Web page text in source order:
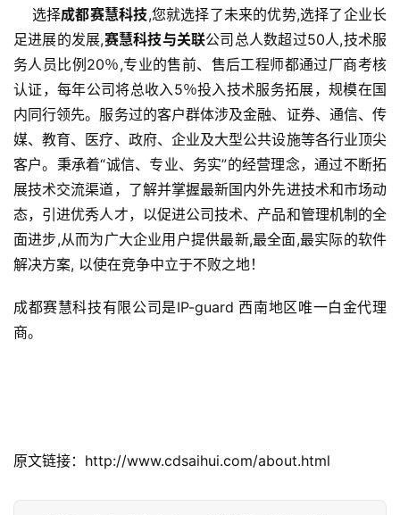
选择成都赛慧科技,您就选择了未来的优势,选择了企业长
足进展的发展,赛慧科技与关联公司总人数超过50人,技术服
务人员比例20％,专业的售前、售后工程师都通过厂商考核
认证，每年公司将总收入5％投入技术服务拓展，规模在国
内同行领先。服务过的客户群体涉及金融、证券、通信、传
媒、教育、医疗、政府、企业及大型公共设施等各行业顶尖
客户。秉承着“诚信、专业、务实”的经营理念，通过不断拓
展技术交流渠道，了解并掌握最新国内外先进技术和市场动
态，引进优秀人才，以促进公司技术、产品和管理机制的全
面进步,从而为广大企业用户提供最新,最全面,最实际的软件
解决方案, 以使在竞争中立于不败之地！
成都赛慧科技有限公司是IP-guard 西南地区唯一白金代理
商。
原文链接：http://www.cdsaihui.com/about.html